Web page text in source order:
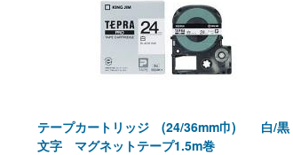
テープカートリッジ (24/36mm巾) 白/黒
文字 マグネットテープ1.5m巻